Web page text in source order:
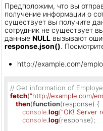
Предположим, что вы
получение информации о
существует вы получите
сотрудник не существует
данные NULL вызывают
response.json().
http://example.com/
// Get information of
fetch("http://example.com/
then(function(response) {
console log("OK! Server
console log(response);